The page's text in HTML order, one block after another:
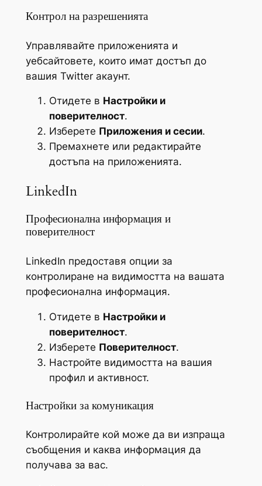
Контрол на разрешенията
Управлявайте приложенията и
уебсайтовете, които имат достъп до
вашия Twitter акаунт.
Отидете в Настройки и
поверителност.
Изберете Приложения и сесии.
Премахнете или редактирайте
достъпа на приложенията.
LinkedIn
Професионална информация и
поверителност
LinkedIn предоставя опции за
контролиране на видимостта на вашата
професионална информация.
Отидете в Настройки и
поверителност.
Изберете Поверителност.
Настройте видимостта на вашия
профил и активност.
Настройки за комуникация
Контролирайте кой може да ви изпраща
съобщения и каква информация да
получава за вас.